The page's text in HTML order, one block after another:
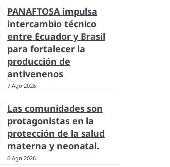
PANAFTOSA impulsa
intercambio técnico
entre Ecuador y Brasil
para fortalecer la
producción de
antivenenos
7 Ago 2026
Las comunidades son
protagonistas en la
protección de la salud
materna y neonatal.
6 Ago 2026